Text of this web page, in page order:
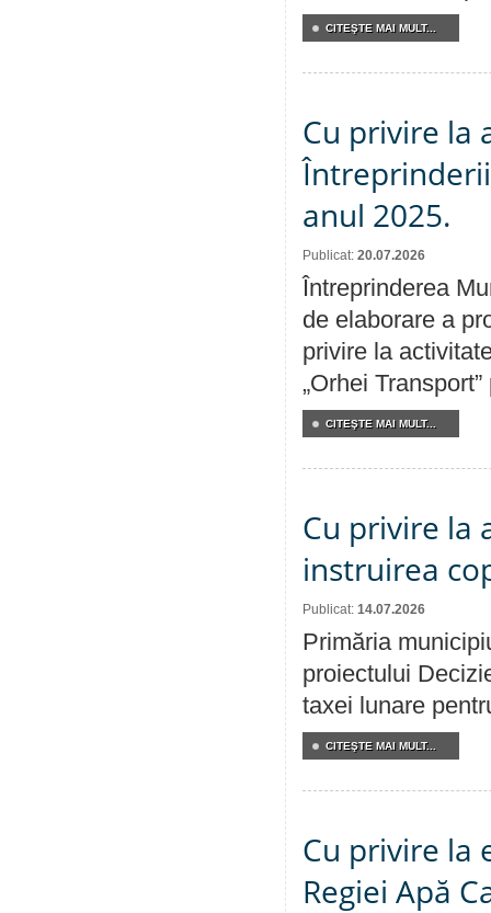
CITEŞTE MAI MULT...
Cu privire la
anul 2025.
Publicat: 20.07.2026
Întreprinderea
de elaborare a
privire la
„Orhei
CITEŞTE MAI MULT...
Cu privire la
instruirea
Publicat: 14.07.2026
Primăria
proiectului
taxei lunare
CITEŞTE MAI MULT...
Cu privire la
Regiei Apă